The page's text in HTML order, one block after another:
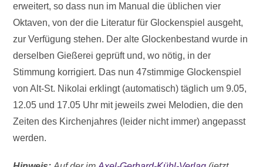
erweitert, so dass nun im Manual die üblichen vier
Oktaven, von der die Literatur für Glockenspiel ausgeht,
zur Verfügung stehen. Der alte Glockenbestand wurde in
derselben Gießerei geprüft und, wo nötig, in der
Stimmung korrigiert. Das nun 47stimmige Glockenspiel
von Alt-St. Nikolai erklingt (automatisch) täglich um 9.05,
12.05 und 17.05 Uhr mit jeweils zwei Melodien, die den
Zeiten des Kirchenjahres (leider nicht immer) angepasst
werden.